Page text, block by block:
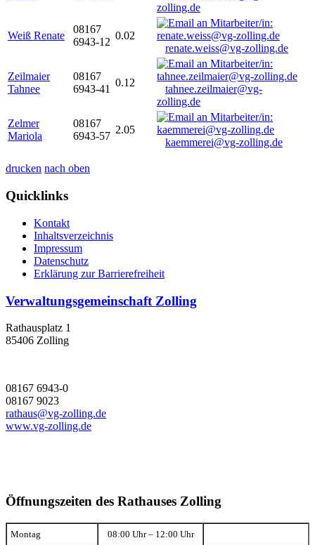
zolling.de
Weiß Renate
08167
6943-12
0.02
renate.weiss@vg-zolling.de
Zeilmaier
Tahnee
08167
6943-41
0.12
tahnee.zeilmaier@vg-
zolling.de
Zelmer
Mariola
08167
6943-57
2.05
kaemmerei@vg-zolling.de
drucken nach oben
Quicklinks
Kontakt
Inhaltsverzeichnis
Impressum
Datenschutz
Erklärung zur Barrierefreiheit
Verwaltungsgemeinschaft Zolling
Rathausplatz 1
85406 Zolling
08167 6943-0
08167 9023
rathaus@vg-zolling.de
www.vg-zolling.de
Öffnungszeiten des Rathauses Zolling
Montag 08:00 Uhr – 12:00 Uhr